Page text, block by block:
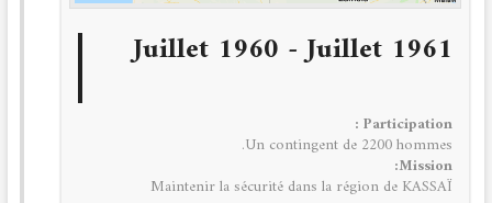
Juillet 1960 - Juillet 1961
Participation :
Un contingent de 2200 hommes.
Mission:
Maintenir la sécurité dans la région de KASSAÏ